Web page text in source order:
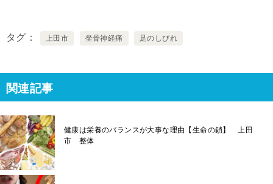
タグ 上田市 坐骨神経痛 足のしびれ
関連記事
健康は栄養のバランスが大事な理由【生命の鎖】 上田
市 整体